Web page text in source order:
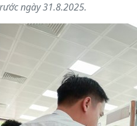
ngày 31.8.2025.